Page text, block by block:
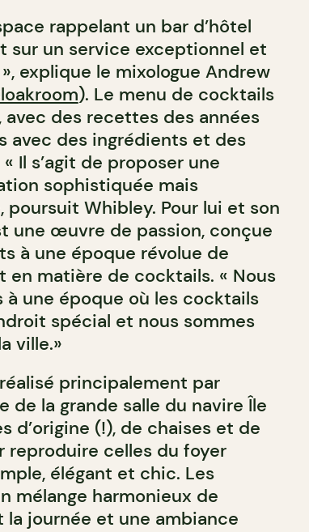
rappelant un bar d’hôtel
sur un service exceptionnel et
explique le mixologue Andrew
). Le menu de cocktails
des recettes des années
avec des ingrédients et des
Il s’agit de proposer une
sophistiquée mais
poursuit Whibley. Pour lui et son
une œuvre de passion, conçue
à une époque révolue de
en matière de cocktails. « Nous
à une époque où les cocktails
spécial et nous sommes
ville.»
principalement par
de la grande salle du navire Île
d’origine (!), de chaises et de
celles du foyer
élégant et chic. Les
mélange harmonieux de
journée et une ambiance